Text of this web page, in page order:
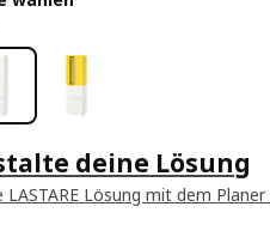
deine Lösung
LASTARE Lösung mit dem